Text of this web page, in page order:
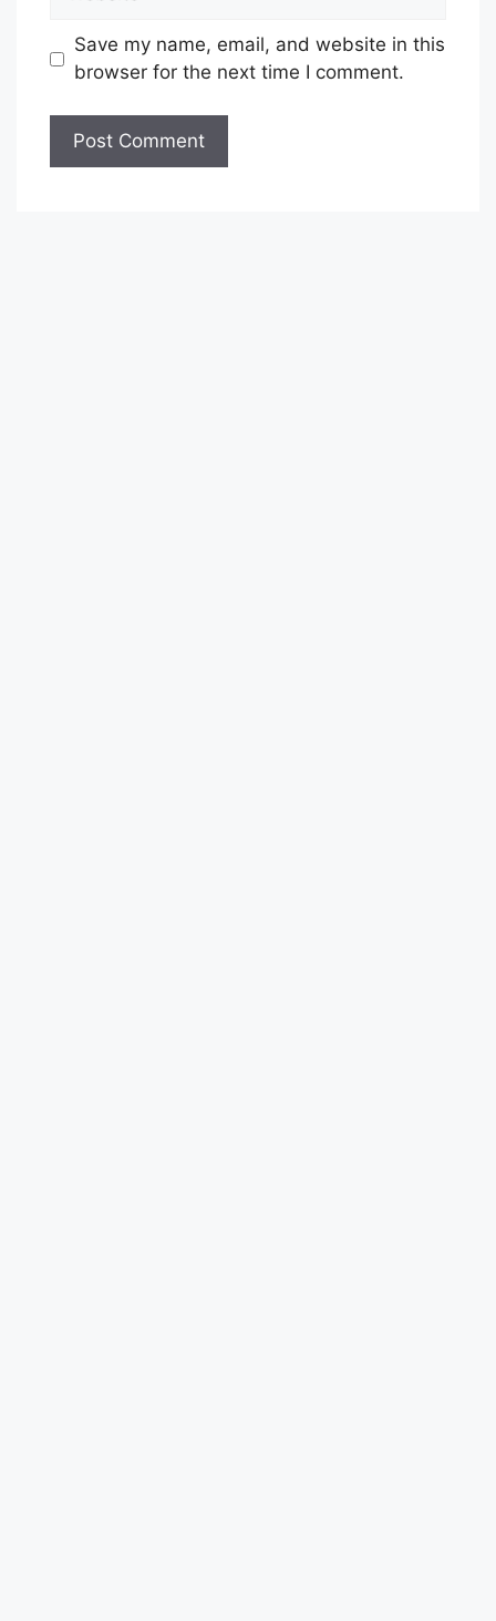
Save my name, email, and website in this
browser for the next time I comment.